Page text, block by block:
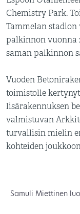
Chemistry Park.
Tammelan
palkinnon vuonna
saman palkinnon
Vuoden
toimistolle
lisärakennuksen
valmistuvan
turvallisin mielin
kohteiden
Samuli Miettinen